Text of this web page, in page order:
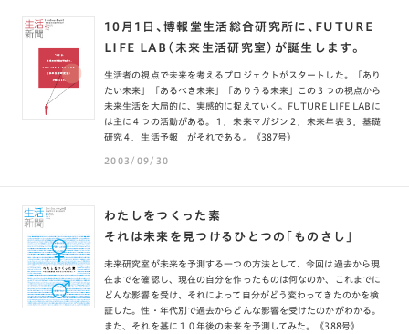
10月1日、博報堂生活総合研究所に、FUTURE
LIFE LAB（未来生活研究室）が誕生します。
生活者の視点で未来を考えるプロジェクトがスタートした。「あり
たい未来」「あるべき未来」「ありうる未来」この３つの視点から
未来生活を大局的に、実感的に捉えていく。FUTURE LIFE LABに
は主に４つの活動がある。１．未来マガジン２．未来年表３．基礎
研究４．生活予報 がそれである。《387号》
2003/09/30
わたしをつくった素
それは未来を見つけるひとつの「ものさし」
未来研究室が未来を予測する一つの方法として、今回は過去から現
在までを確認し、現在の自分を作ったものは何なのか、これまでに
どんな影響を受け、それによって自分がどう変わってきたのかを検
証した。性・年代別で過去からどんな影響を受けたのかがわかる。
また、それを基に１０年後の未来を予測してみた。《388号》